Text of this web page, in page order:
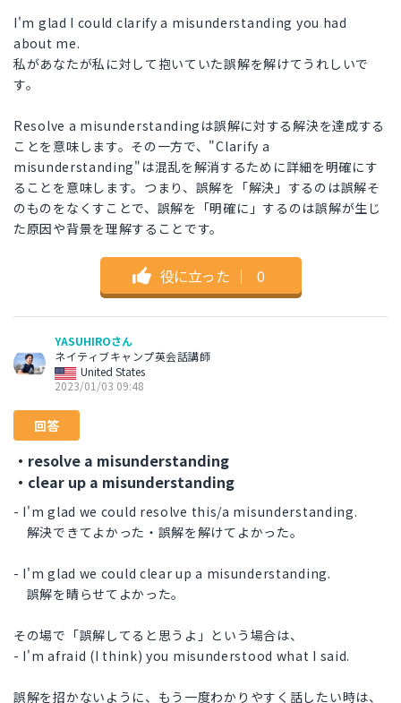
I'm glad I could clarify a misunderstanding you had
about me.
私があなたが私に対して抱いていた誤解を解けてうれしいで
す。
Resolve a misunderstandingは誤解に対する解決を達成する
ことを意味します。その一方で、"Clarify a
misunderstanding"は混乱を解消するために詳細を明確にす
ることを意味します。つまり、誤解を「解決」するのは誤解そ
のものをなくすことで、誤解を「明確に」するのは誤解が生じ
た原因や背景を理解することです。
役に立った ｜ 0
YASUHIROさん
ネイティブキャンプ英会話講師
United States
2023/01/03 09:48
回答
・resolve a misunderstanding
・clear up a misunderstanding
- I'm glad we could resolve this/a misunderstanding.
解決できてよかった・誤解を解けてよかった。
- I'm glad we could clear up a misunderstanding.
誤解を晴らせてよかった。
その場で「誤解してると思うよ」という場合は、
- I'm afraid (I think) you misunderstood what I said.
誤解を招かないように、もう一度わかりやすく話したい時は、